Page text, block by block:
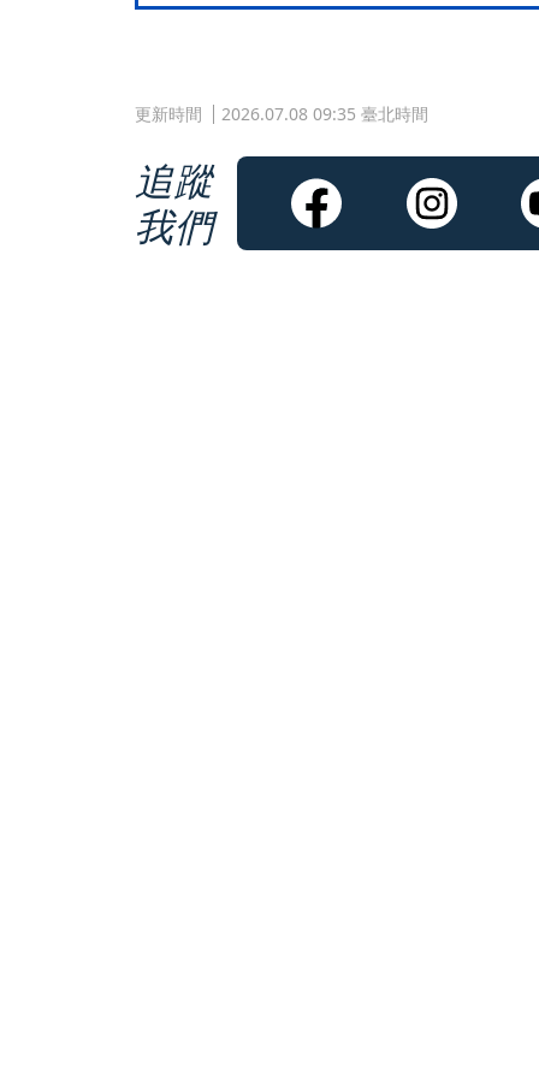
更新時間 2026.07.08 09:35 臺北時間
追蹤
我們